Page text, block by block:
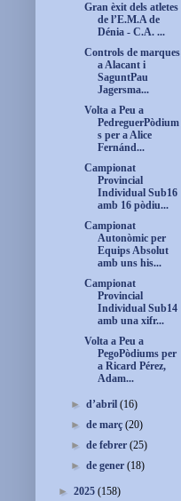
Gran èxit dels atletes
de l’E.M.A de
Dénia - C.A. ...
Controls de marques
a Alacant i
SaguntPau
Jagersma...
Volta a Peu a
PedreguerPòdium
s per a Alice
Fernánd...
Campionat
Provincial
Individual Sub16
amb 16 pòdiu...
Campionat
Autonòmic per
Equips Absolut
amb uns his...
Campionat
Provincial
Individual Sub14
amb una xifr...
Volta a Peu a
PegoPòdiums per
a Ricard Pérez,
Adam...
►d’abril(16)
►de març(20)
►de febrer(25)
►de gener(18)
► 2025 (158)